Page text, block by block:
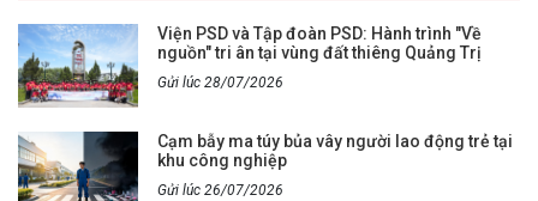
Viện PSD và Tập đoàn PSD: Hành trình "Về
nguồn" tri ân tại vùng đất thiêng Quảng Trị
Gửi lúc 28/07/2026
Cạm bẫy ma túy bủa vây người lao động trẻ tại
khu công nghiệp
Gửi lúc 26/07/2026